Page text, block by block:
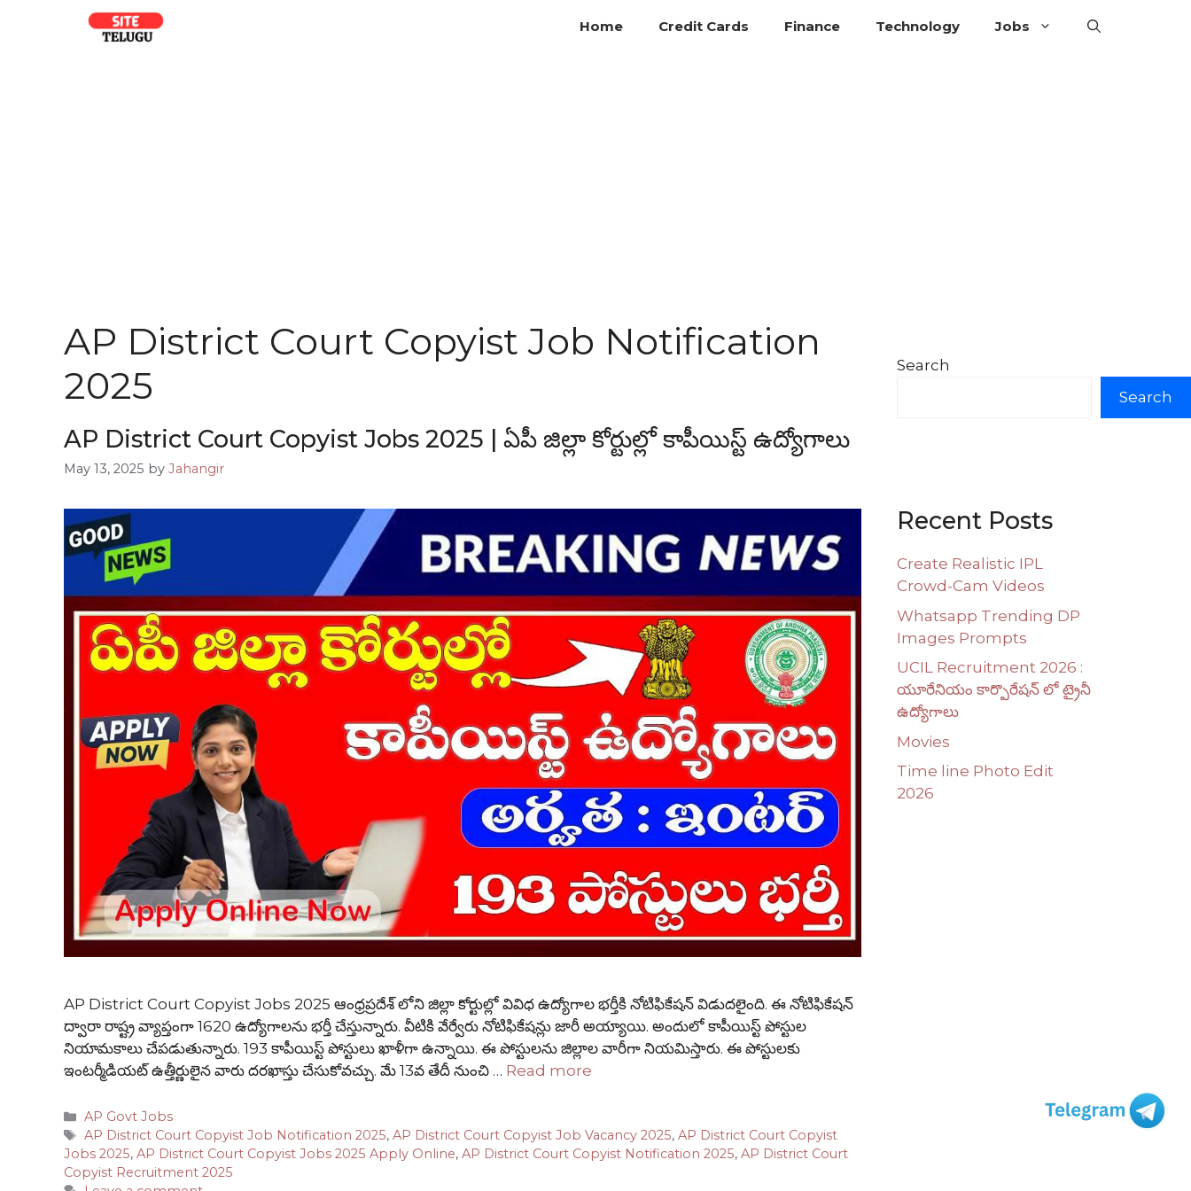
Home Credit Cards Finance Technology Jobs
AP District Court Copyist Job Notification
2025
AP District Court Copyist Jobs 2025 | ఏపీ జిల్లా కోర్టుల్లో కాపీయిస్ట్ ఉద్యోగాలు
May 13, 2025 by Jahangir
AP District Court Copyist Jobs 2025 ఆంధ్రప్రదేశ్ లోని జిల్లా కోర్టుల్లో వివిధ ఉద్యోగాల భర్తీకి నోటిఫికేషన్ విడుదలైంది. ఈ నోటిఫికేషన్
ద్వారా రాష్ట్ర వ్యాప్తంగా 1620 ఉద్యోగాలను భర్తీ చేస్తున్నారు. వీటికి వేర్వేరు నోటిఫికేషన్లు జారీ అయ్యాయి. అందులో కాపీయిస్ట్ పోస్టుల
నియామకాలు చేపడుతున్నారు. 193 కాపీయిస్ట్ పోస్టులు ఖాళీగా ఉన్నాయి. ఈ పోస్టులను జిల్లాల వారీగా నియమిస్తారు. ఈ పోస్టులకు
ఇంటర్మీడియట్ ఉత్తీర్ణులైన వారు దరఖాస్తు చేసుకోవచ్చు. మే 13వ తేదీ నుంచి … Read more
Categories
AP Govt Jobs
Tags
AP District Court Copyist Job Notification 2025,AP District Court Copyist Job Vacancy 2025,AP District Court Copyist
Jobs 2025, AP District Court Copyist Jobs 2025 Apply Online, AP District Court Copyist Notification 2025, AP District Court
Copyist Recruitment 2025
Search
Search
Recent Posts
Create Realistic IPL
Crowd-Cam Videos
Whatsapp Trending DP
Images Prompts
UCIL Recruitment 2026 :
యూరేనియం కార్పొరేషన్ లో ట్రైనీ
ఉద్యోగాలు
Movies
Time line Photo Edit
2026